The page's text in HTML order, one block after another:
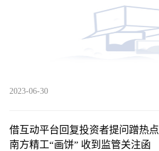
2023-06-30
借互动平台回复投资者提问蹭热点
南方精工“画饼” 收到监管关注函